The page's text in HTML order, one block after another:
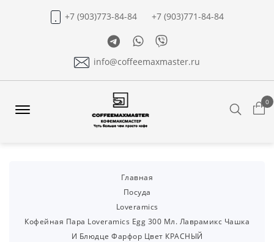
+7 (903)773-84-84
+7 (903)771-84-84
TelegramWhatsapp
Viber
info@coffeemaxmaster.ru
0
Главная
Посуда
Loveramics
Кофейная Пара Loveramics Egg 300 Мл. Лаврамикс Чашка
И Блюдце Фарфор Цвет КРАСНЫЙ